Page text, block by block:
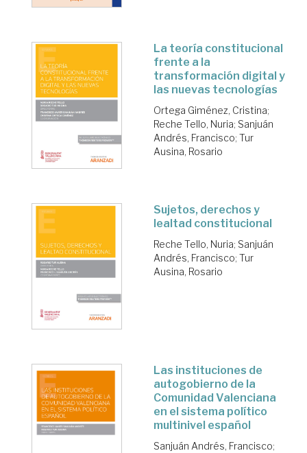
La teoría constitucional
frente a la
transformación digital y
las nuevas tecnologías
Ortega Giménez, Cristina;
Reche Tello, Nuria; Sanjuán
Andrés, Francisco; Tur
Ausina, Rosario
Sujetos, derechos y
lealtad constitucional
Reche Tello, Nuria; Sanjuán
Andrés, Francisco; Tur
Ausina, Rosario
Las instituciones de
autogobierno de la
Comunidad Valenciana
en el sistema político
multinivel español
Sanjuán Andrés, Francisco;